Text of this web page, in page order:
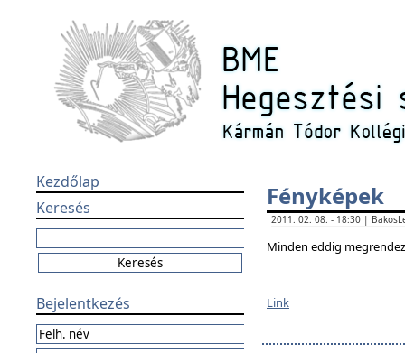
Kezdőlap
Keresés
Bejelentkezés
Fényképek
2011. 02. 08. - 18:30 |
Minden eddig
Link